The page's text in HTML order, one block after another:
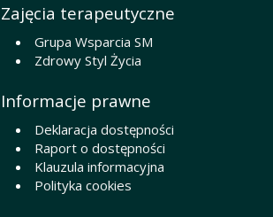
Zajęcia terapeutyczne
Grupa Wsparcia SM
Zdrowy Styl Życia
Informacje prawne
Deklaracja dostępności
Raport o dostępności
Klauzula informacyjna
Polityka cookies